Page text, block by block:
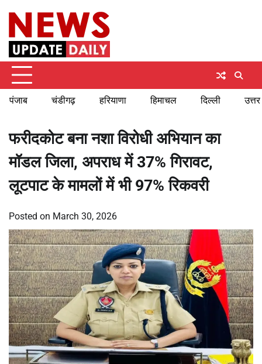
content
पंजाब चंडीगढ़ हरियाणा हिमाचल दिल्ली
फरीदकोट बना नशा विरोधी अभियान का
मॉडल जिला, अपराध में 37% गिरावट,
लूटपाट के मामलों में भी 97% रिकवरी
Posted on March 30, 2026